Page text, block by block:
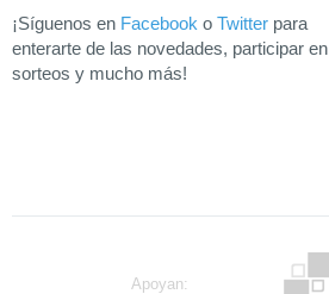
¡Síguenos en Facebook o Twitter para
enterarte de las novedades, participar en
sorteos y mucho más!
Apoyan: